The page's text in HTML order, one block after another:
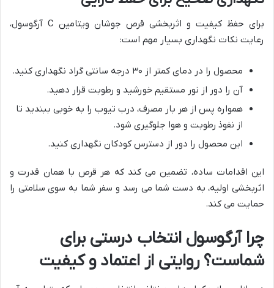
برای حفظ کیفیت و اثربخشی قرص جوشان ویتامین C آرگوسول،
رعایت نکات نگهداری بسیار مهم است:
محصول را در دمای کمتر از ۳۰ درجه سانتی گراد نگهداری کنید.
آن را دور از نور مستقیم خورشید و رطوبت قرار دهید.
همواره پس از هر بار مصرف، درب تیوب را به خوبی ببندید تا
از نفوذ رطوبت و هوا جلوگیری شود.
این محصول را دور از دسترس کودکان نگهداری کنید.
این اقدامات ساده، تضمین می کند که هر قرص با همان قدرت و
اثربخشی اولیه، به دست شما می رسد و سفر شما به سوی سلامتی را
حمایت می کند.
چرا آرگوسول انتخاب درستی برای
شماست؟ روایتی از اعتماد و کیفیت